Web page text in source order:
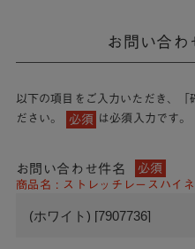
お問い合わ
以下の項目をご入力いただき、「
ださい。
必須 は必須入力です。
お問い合わせ件名 必須
商品名 : ストレッチレースハイ